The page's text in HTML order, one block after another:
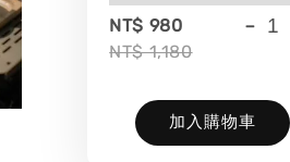
NT$ 980
NT$ 1,180
-
加入購物車